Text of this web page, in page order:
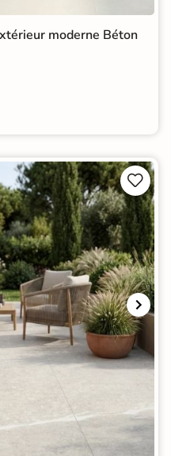
moderne Béton

